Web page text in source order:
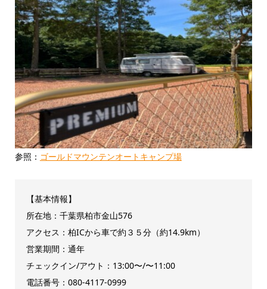
参照： ゴールドマウンテンオートキャンプ場
【基本情報】
所在地：千葉県柏市金山576
アクセス：柏ICから車で約３５分（約14.9km）
営業期間：通年
チェックイン/アウト：13:00〜/〜11:00
電話番号：080-4117-0999